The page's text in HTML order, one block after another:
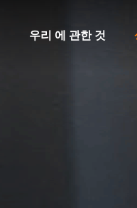
우리 에 관한 것